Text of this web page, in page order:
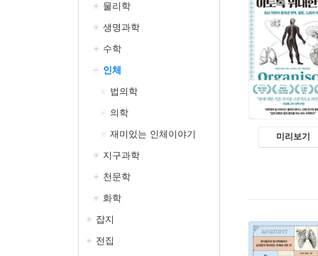
물리학
생명과학
수학
인체
법의학
의학
재미있는 인체이야기
지구과학
천문학
화학
잡지
전집
미리보기